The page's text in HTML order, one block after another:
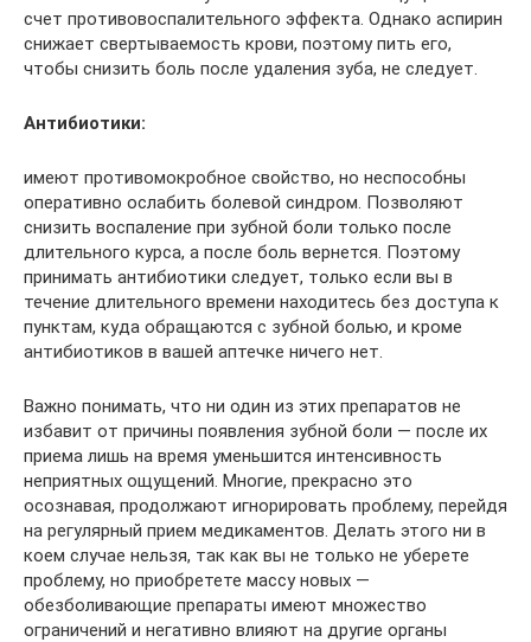
счет противовоспалительного эффекта. Однако аспирин
снижает свертываемость крови, поэтому пить его,
чтобы снизить боль после удаления зуба, не следует.
Антибиотики:
имеют противомокробное свойство, но неспособны
оперативно ослабить болевой синдром. Позволяют
снизить воспаление при зубной боли только после
длительного курса, а после боль вернется. Поэтому
принимать антибиотики следует, только если вы в
течение длительного времени находитесь без доступа к
пунктам, куда обращаются с зубной болью, и кроме
антибиотиков в вашей аптечке ничего нет.
Важно понимать, что ни один из этих препаратов не
избавит от причины появления зубной боли — после их
приема лишь на время уменьшится интенсивность
неприятных ощущений. Многие, прекрасно это
осознавая, продолжают игнорировать проблему, перейдя
на регулярный прием медикаментов. Делать этого ни в
коем случае нельзя, так как вы не только не уберете
проблему, но приобретете массу новых —
обезболивающие препараты имеют множество
ограничений и негативно влияют на другие органы